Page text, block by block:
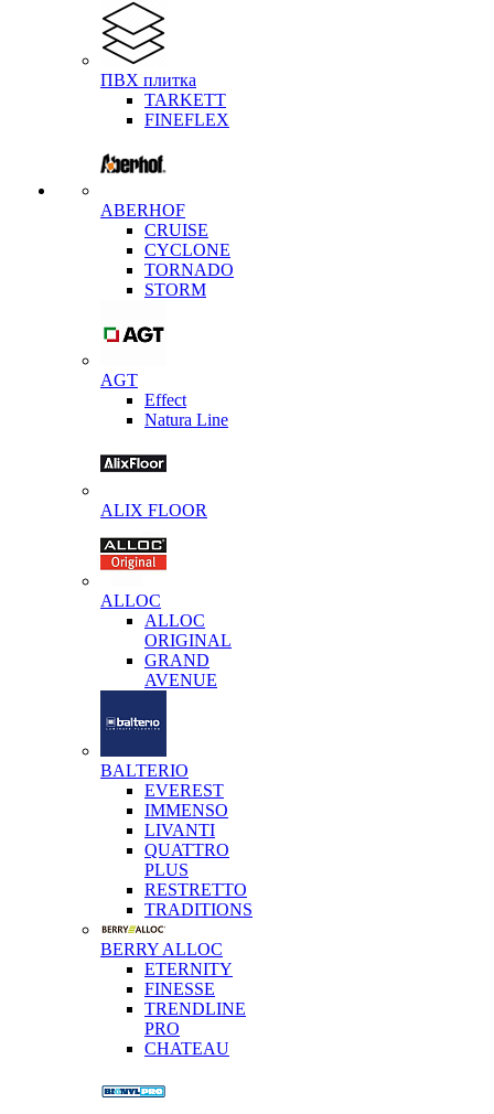
ПВХ плитка
TARKETT
FINEFLEX
ABERHOF
CRUISE
CYCLONE
TORNADO
STORM
AGT
Effect
Natura Line
ALIX FLOOR
ALLOC
ALLOC
ORIGINAL
GRAND
AVENUE
BALTERIO
EVEREST
IMMENSO
LIVANTI
QUATTRO
PLUS
RESTRETTO
TRADITIONS
BERRY ALLOC
ETERNITY
FINESSE
TRENDLINE
PRO
CHATEAU